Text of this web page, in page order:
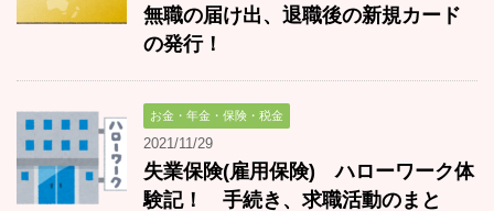
無職の届け出、退職後の新規カード
の発行！
お金・年金・保険・税金
2021/11/29
失業保険(雇用保険) ハローワーク体
験記！ 手続き、求職活動のまと